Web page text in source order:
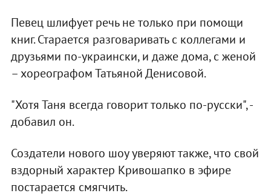
Певец шлифует речь не только при помощи
книг. Старается разговаривать с коллегами и
друзьями по-украински, и даже дома, с женой
– хореографом Татьяной Денисовой.
"Хотя Таня всегда говорит только по-русски", -
добавил он.
Создатели нового шоу уверяют также, что свой
вздорный характер Кривошапко в эфире
постарается смягчить.